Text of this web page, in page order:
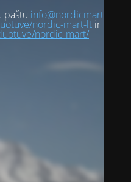
paštu info@nordicmart.com
nordic-mart-ltir
nordic-mart/